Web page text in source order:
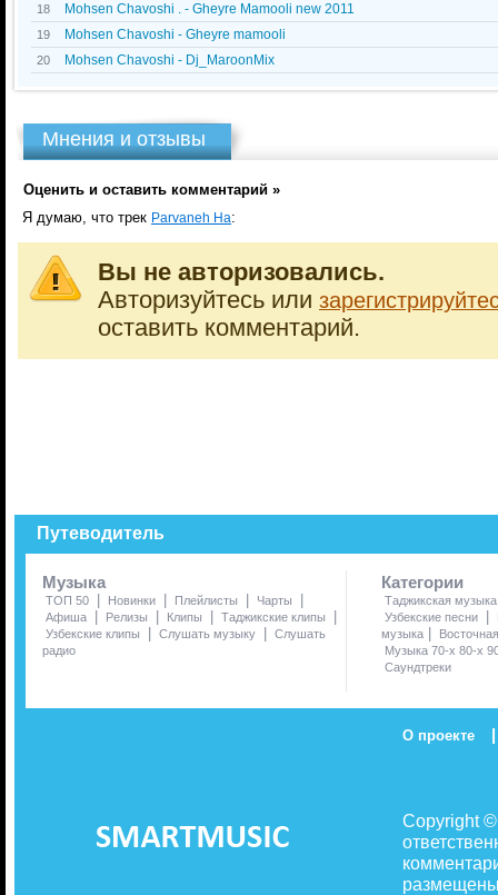
18 Mohsen Chavoshi . - Gheyre Mamooli new 2011
19 Mohsen Chavoshi - Gheyre mamooli
20 Mohsen Chavoshi - Dj_MaroonMix
Мнения и отзывы
Оценить и оставить комментарий »
Я думаю, что трек Parvaneh Ha:
Вы не авторизовались.
Авторизуйтесь или
оставить комментарий.
Путеводитель
Музыка
ТОП 50 | Новинки | Плейлисты | Чарты |
Афиша | Релизы | Клипы | Таджикские клипы |
Узбекские клипы | Слушать музыку | Слушать
радио
Категории
Таджикская музыка
Узбекские песни
|
музыка |
Музыка 70-х 80-х
Саундтреки
О проекте |
Copyright
размещены